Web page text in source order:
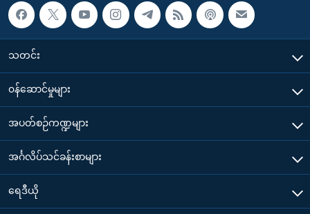
သတင်း
၀န်ဆောင်မှုများ
အပတ်စဉ်ကဏ္ဍများ
အင်္ဂလိပ်သင်ခန်းစာများ
ရေဒီယို